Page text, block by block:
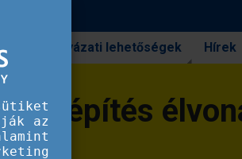
Pályázati lehetőségek Hírek
élvonalában
az